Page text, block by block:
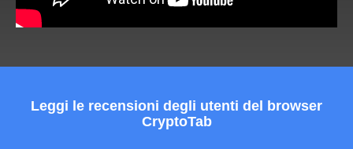
Leggi le recensioni degli utenti del browser
CryptoTab